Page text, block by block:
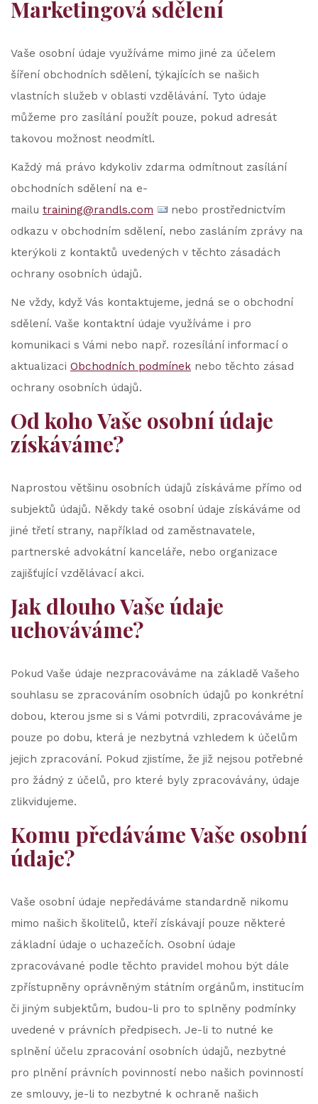
Marketingová sdělení
Vaše osobní údaje využíváme mimo jiné za účelem
šíření obchodních sdělení, týkajících se našich
vlastních služeb v oblasti vzdělávání. Tyto údaje
můžeme pro zasílání použít pouze, pokud adresát
takovou možnost neodmítl.
Každý má právo kdykoliv zdarma odmítnout zasílání
obchodních sdělení na e-
mailu training@randls.com
nebo prostřednictvím
odkazu v obchodním sdělení, nebo zasláním zprávy na
kterýkoli z kontaktů uvedených v těchto zásadách
ochrany osobních údajů.
Ne vždy, když Vás kontaktujeme, jedná se o obchodní
sdělení. Vaše kontaktní údaje využíváme i pro
komunikaci s Vámi nebo např. rozesílání informací o
aktualizaci Obchodních podmínek nebo těchto zásad
ochrany osobních údajů.
Od koho Vaše osobní údaje
získáváme?
Naprostou většinu osobních údajů získáváme přímo od
subjektů údajů. Někdy také osobní údaje získáváme od
jiné třetí strany, například od zaměstnavatele,
partnerské advokátní kanceláře, nebo organizace
zajišťující vzdělávací akci.
Jak dlouho Vaše údaje
uchováváme?
Pokud Vaše údaje nezpracováváme na základě Vašeho
souhlasu se zpracováním osobních údajů po konkrétní
dobou, kterou jsme si s Vámi potvrdili, zpracováváme je
pouze po dobu, která je nezbytná vzhledem k účelům
jejich zpracování. Pokud zjistíme, že již nejsou potřebné
pro žádný z účelů, pro které byly zpracovávány, údaje
zlikvidujeme.
Komu předáváme Vaše osobní
údaje?
Vaše osobní údaje nepředáváme standardně nikomu
mimo našich školitelů, kteří získávají pouze některé
základní údaje o uchazečích. Osobní údaje
zpracovávané podle těchto pravidel mohou být dále
zpřístupněny oprávněným státním orgánům, institucím
či jiným subjektům, budou-li pro to splněny podmínky
uvedené v právních předpisech. Je-li to nutné ke
splnění účelu zpracování osobních údajů, nezbytné
pro plnění právních povinností nebo našich povinností
ze smlouvy, je-li to nezbytné k ochraně našich